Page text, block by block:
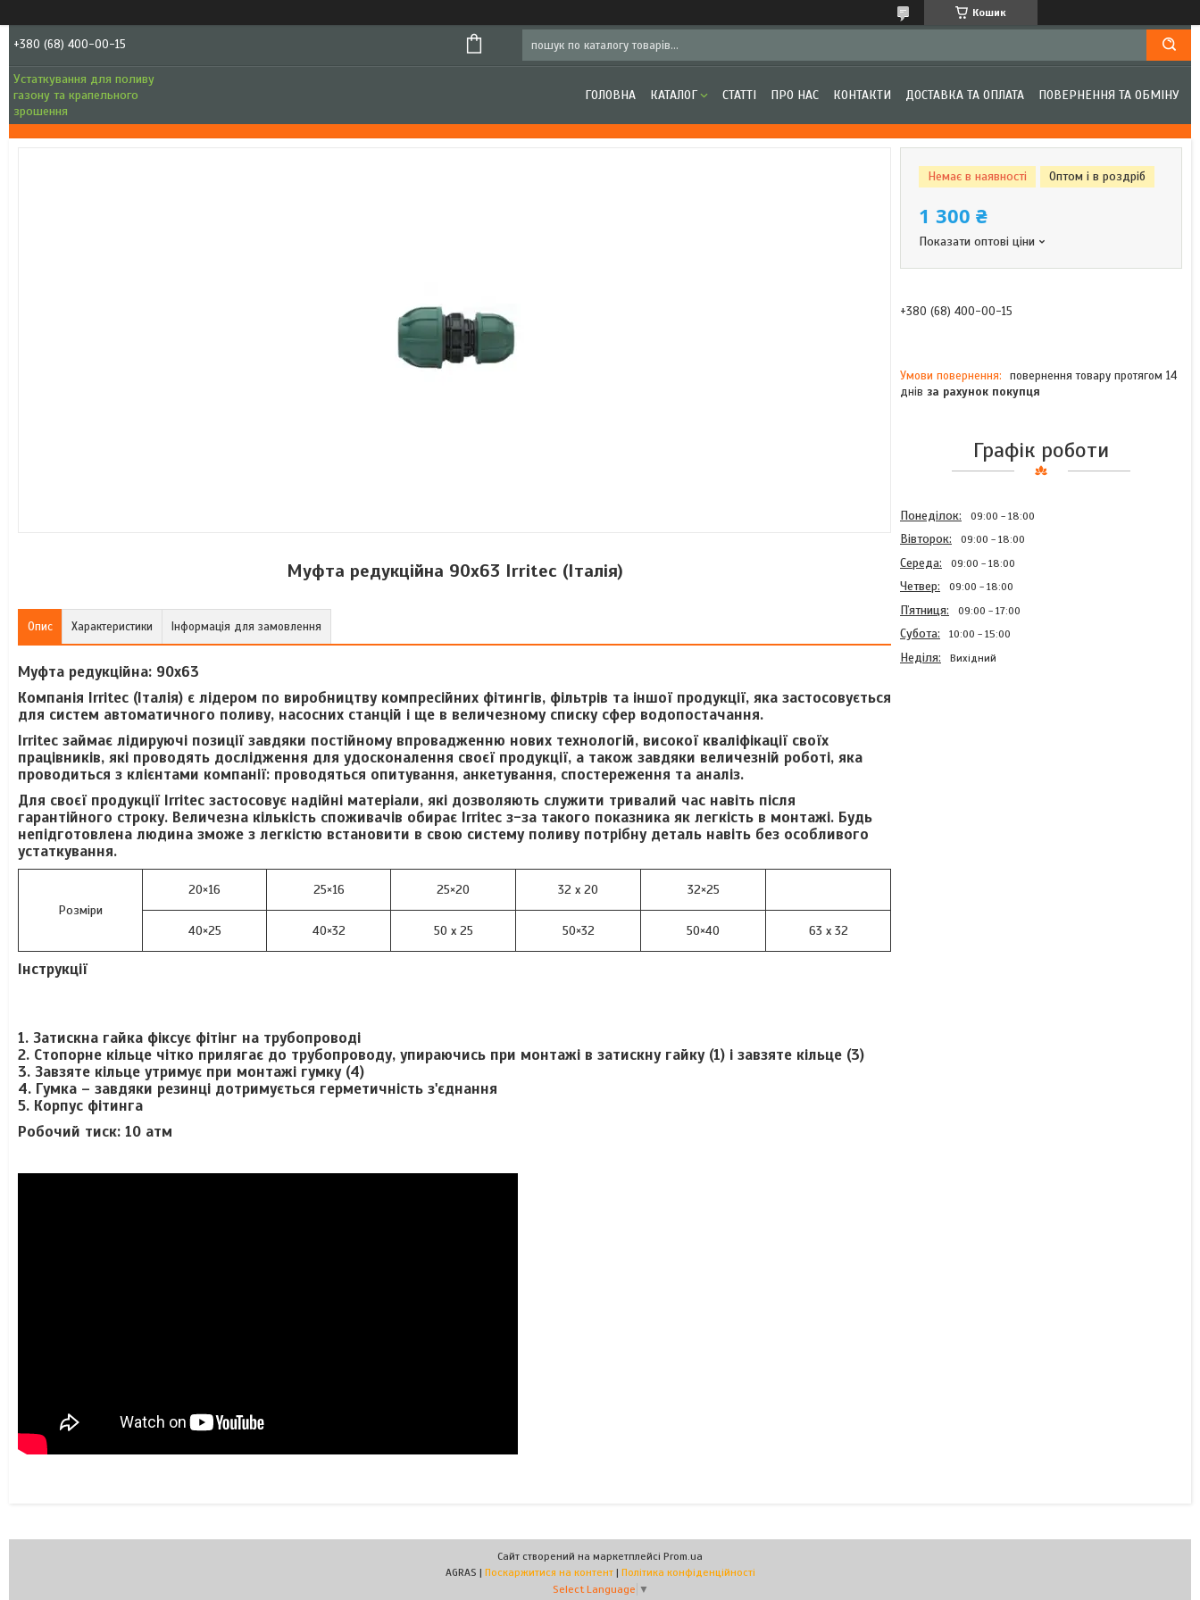
Кошик
+380 (68) 400-00-15
Устаткування для поливу
газону та крапельного
зрошення
ГОЛОВНА КАТАЛОГ СТАТТІ ПРО НАС КОНТАКТИ ДОСТАВКА ТА ОПЛАТА ПОВЕРНЕННЯ ТА ОБМІНУ
Муфта редукційна 90x63 Irritec (Італія)
Опис Характеристики Інформація для замовлення
Муфта редукційна: 90x63
Компанія Irritec (Італія) є лідером по виробництву компресійних фітингів, фільтрів та іншої продукції, яка застосовується
для систем автоматичного поливу, насосних станцій і ще в величезному списку сфер водопостачання.
Irritec займає лідируючі позиції завдяки постійному впровадженню нових технологій, високої кваліфікації своїх
працівників, які проводять дослідження для удосконалення своєї продукції, а також завдяки величезній роботі, яка
проводиться з клієнтами компанії: проводяться опитування, анкетування, спостереження та аналіз.
Для своєї продукції Irritec застосовує надійні матеріали, які дозволяють служити тривалий час навіть після
гарантійного строку. Величезна кількість споживачів обирає Irritec з-за такого показника як легкість в монтажі. Будь
непідготовлена людина зможе з легкістю встановити в свою систему поливу потрібну деталь навіть без особливого
устаткування.
Розміри
20×16 25×16 25×20 32 x 20 32×25
40×25 40×32 50 x 25 50×32 50×40 63 x 32
Інструкції
1. Затискна гайка фіксує фітінг на трубопроводі
2. Стопорне кільце чітко прилягає до трубопроводу, упираючись при монтажі в затискну гайку (1) і завзяте кільце (3)
3. Завзяте кільце утримує при монтажі гумку (4)
4. Гумка – завдяки резинці дотримується герметичність з'єднання
5. Корпус фітинга
Робочий тиск: 10 атм
Немає в наявності Оптом і в роздріб
1 300 ₴
Показати оптові ціни
+380 (68) 400-00-15
повернення товару протягом 14
днів за рахунок покупця
Графік роботи
Понеділок 09:00 18:00
Вівторок 09:00 18:00
Середа 09:00 18:00
Четвер 09:00 18:00
Пʼятниця 09:00 17:00
Субота 10:00 15:00
Неділя Вихідний
Сайт створений на маркетплейсі Prom.ua
AGRAS | Поскаржитися на контент | Політика конфіденційності
Select Language ▼